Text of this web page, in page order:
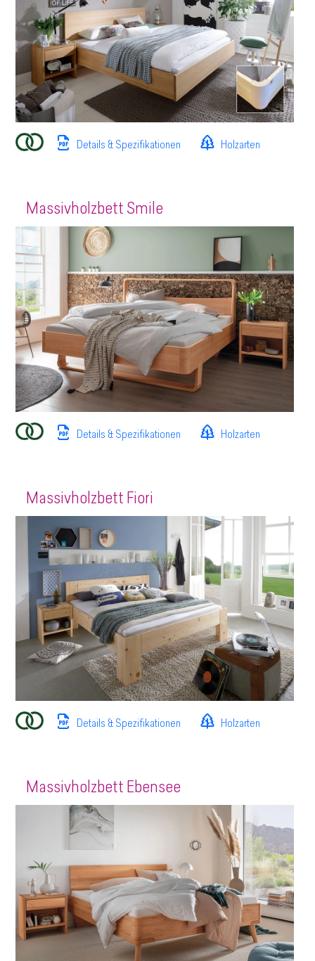
Details & Spezifikationen Holzarten
Massivholzbett Smile
Details & Spezifikationen Holzarten
Massivholzbett Fiori
Details & Spezifikationen Holzarten
Massivholzbett Ebensee